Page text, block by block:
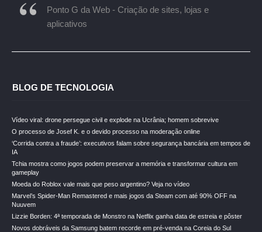
Ponto G da Web - Criação de sites, lojas e
aplicativos
BLOG DE TECNOLOGIA
Vídeo viral: drone persegue civil e explode na Ucrânia; homem sobrevive
O processo de Josef K. e o devido processo na moderação online
‘Corrida contra a fraude’: executivos falam sobre segurança bancária em tempos de
IA
Tchia mostra como jogos podem preservar a memória e transformar cultura em
gameplay
Moeda do Roblox vale mais que peso argentino? Veja no vídeo
Marvel’s Spider-Man Remastered e mais jogos da Steam com até 90% OFF na
Nuuvem
Lizzie Borden: 4ª temporada de Monstro na Netflix ganha data de estreia e pôster
Novos dobráveis da Samsung batem recorde em pré-venda na Coreia do Sul